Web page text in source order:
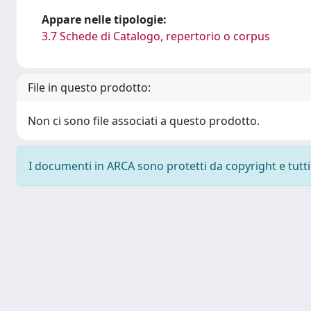
Appare nelle tipologie:
3.7 Schede di Catalogo, repertorio o corpus
File in questo prodotto:
Non ci sono file associati a questo prodotto.
I documenti in ARCA sono protetti da copyright e